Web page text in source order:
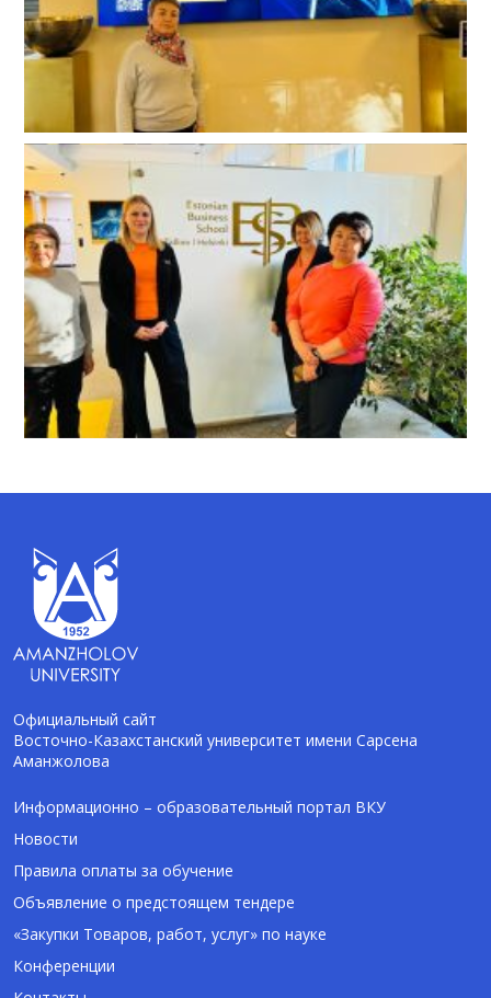
Официальный сайт
Восточно-Казахстанский университет имени Сарсена
Аманжолова
Информационно – образовательный портал ВКУ
Новости
Правила оплаты за обучение
Объявление о предстоящем тендере
«Закупки Товаров, работ, услуг» по науке
Конференции
Помощник Amanzholov University
Здравствуйте! Я AI-Talapker — помощник
ВКУ им. Сарсена Аманжолова (ВКУ). Отвечу
на вопросы о поступлении в бакалавриат,